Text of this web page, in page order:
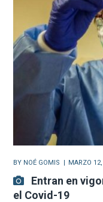
BY NOÉ GOMIS MARZO
Entran en
el Covid-19